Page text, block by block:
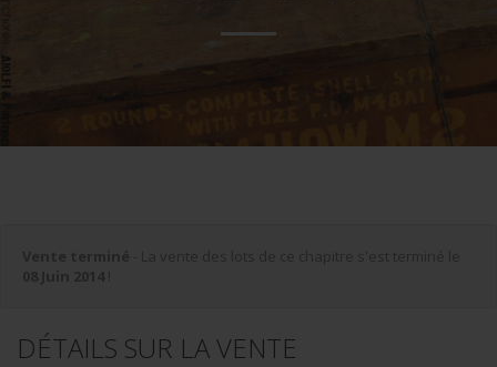
DÉTAILS SUR LA VENTE